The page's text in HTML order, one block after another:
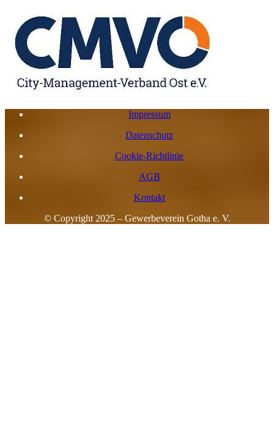
Impressum
Datenschutz
Cookie-Richtlinie
AGB
Kontakt
© Copyright 2025 – Gewerbeverein Gotha e. V.